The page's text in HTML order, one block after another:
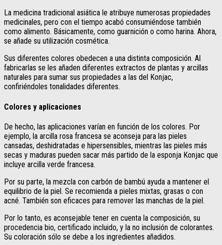
La medicina tradicional asiática le atribuye numerosas propiedades
medicinales, pero con el tiempo acabó consumiéndose también
como alimento. Básicamente, como guarnición o como harina. Ahora,
se añade su utilización cosmética.
Sus diferentes colores obedecen a una distinta composición. Al
fabricarlas se les añaden diferentes extractos de plantas y arcillas
naturales para sumar sus propiedades a las del Konjac,
confiriéndoles tonalidades diferentes.
Colores y aplicaciones
De hecho, las aplicaciones varían en función de los colores. Por
ejemplo, la arcilla rosa francesa se aconseja para las pieles
cansadas, deshidratadas e hipersensibles, mientras las pieles más
secas y maduras pueden sacar más partido de la esponja Konjac que
incluye arcilla verde francesa.
Por su parte, la mezcla con carbón de bambú ayuda a mantener el
equilibrio de la piel. Se recomienda a pieles mixtas, grasas o con
acné. También son eficaces para remover las manchas de la piel.
Por lo tanto, es aconsejable tener en cuenta la composición, su
procedencia bio, certificado incluido, y la no inclusión de colorantes.
Su coloración sólo se debe a los ingredientes añadidos.